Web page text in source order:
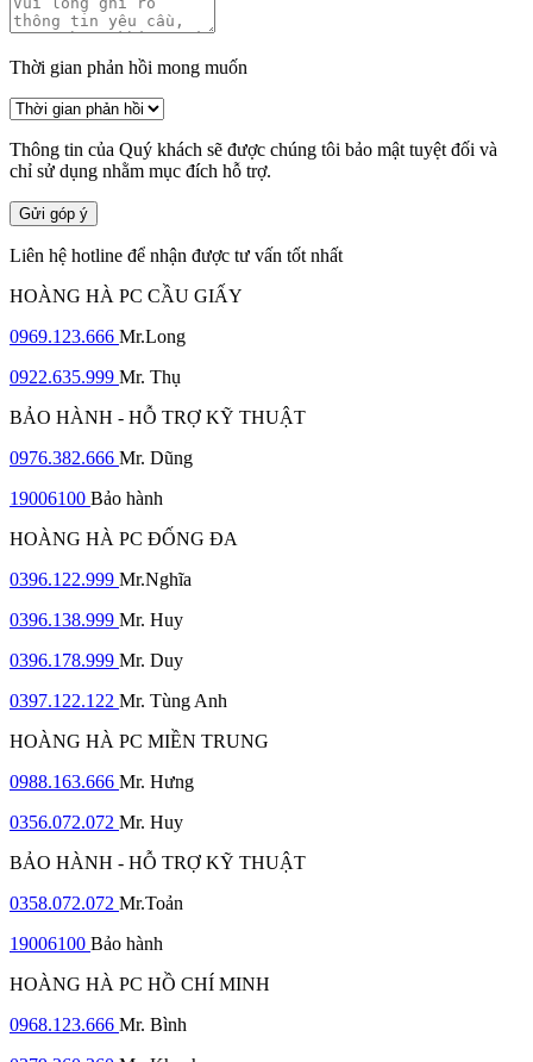
Thời gian phản hồi mong muốn
Thông tin của Quý khách sẽ được chúng tôi bảo mật tuyệt đối và
chỉ sử dụng nhằm mục đích hỗ trợ.
Gửi góp ý
Liên hệ hotline để nhận được tư vấn tốt nhất
HOÀNG HÀ PC CẦU GIẤY
0969.123.666 Mr.Long
0922.635.999 Mr. Thụ
BẢO HÀNH - HỖ TRỢ KỸ THUẬT
0976.382.666 Mr. Dũng
19006100 Bảo hành
HOÀNG HÀ PC ĐỐNG ĐA
0396.122.999 Mr.Nghĩa
0396.138.999 Mr. Huy
0396.178.999 Mr. Duy
0397.122.122 Mr. Tùng Anh
HOÀNG HÀ PC MIỀN TRUNG
0988.163.666 Mr. Hưng
0356.072.072 Mr. Huy
BẢO HÀNH - HỖ TRỢ KỸ THUẬT
0358.072.072 Mr.Toản
19006100 Bảo hành
HOÀNG HÀ PC HỒ CHÍ MINH
0968.123.666 Mr. Bình